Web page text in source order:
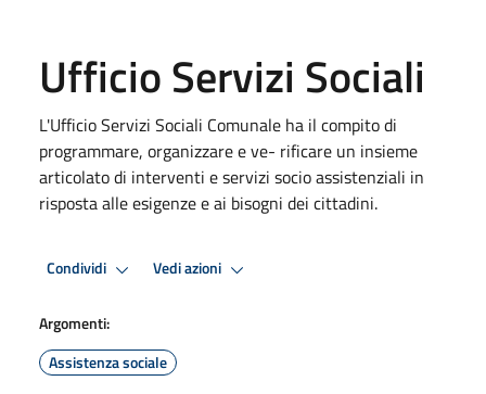
Ufficio Servizi Sociali
L'Ufficio Servizi Sociali Comunale ha il compito di
programmare, organizzare e ve- rificare un insieme
articolato di interventi e servizi socio assistenziali in
risposta alle esigenze e ai bisogni dei cittadini.
Condividi Vedi azioni
Argomenti:
Assistenza sociale